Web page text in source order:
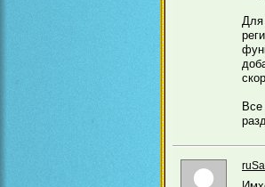
Для
Все